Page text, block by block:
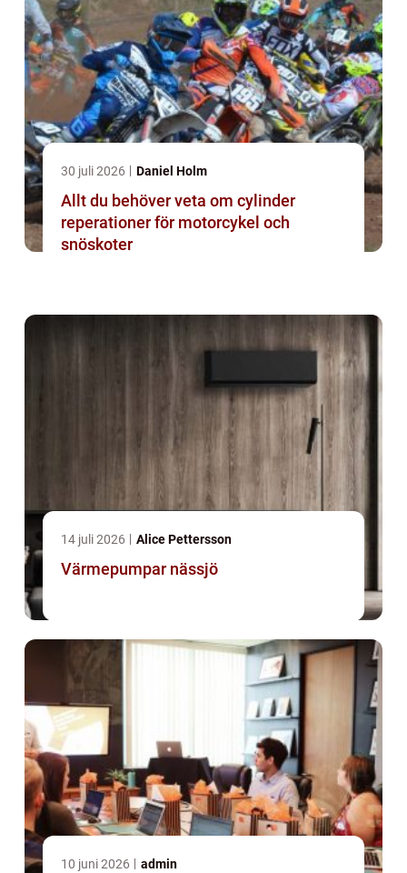
30 juli 2026 Daniel Holm
Allt du behöver veta om cylinder
reperationer för motorcykel och
snöskoter
14 juli 2026 Alice Pettersson
Värmepumpar nässjö
10 juni 2026 admin